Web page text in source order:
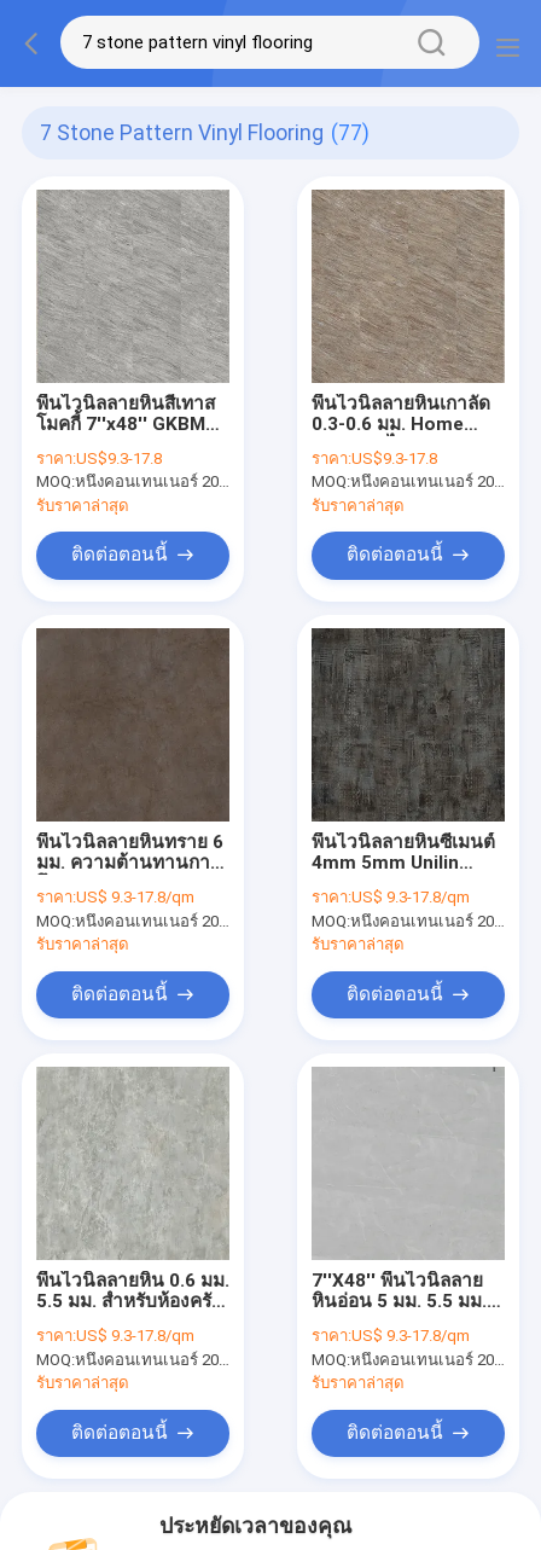
7 Stone Pattern Vinyl Flooring (77)
พื้นไวนิลลายหินสีเทาส
โมคกี้ 7''x48'' GKBM
ราคา:US$9.3-17.8
MOQ:หนึ่งคอนเทนเนอร์ 20FT หรือ 2500m2
รับราคาล่าสุด
ติดต่อตอนนี้
พื้นไวนิลลายหินเกาลัด
0.3-0.6 มม. Home
GKBM Greenpy MJ-
S6012
ราคา:US$9.3-17.8
MOQ:หนึ่งคอนเทนเนอร์ 20FT หรือ 2500m2
รับราคาล่าสุด
ติดต่อตอนนี้
พื้นไวนิลลายหินทราย 6
มม. ความต้านทานการ
S82284
ราคา:US$ 9.3-17.8/qm
MOQ:หนึ่งคอนเทนเนอร์ 20FT หรือ 2500 ตารางเมตร
รับราคาล่าสุด
ติดต่อตอนนี้
พื้นไวนิลลายหินซีเมนต์
4mm 5mm Unilin
S82285 Green
ราคา:US$ 9.3-17.8/qm
MOQ:หนึ่งคอนเทนเนอร์ 20FT หรือ 2500 ตารางเมตร
รับราคาล่าสุด
ติดต่อตอนนี้
พื้นไวนิลลายหิน 0.6 มม.
5.5 มม. สำหรับห้องครัว
S82274
ราคา:US$ 9.3-17.8/qm
MOQ:หนึ่งคอนเทนเนอร์ 20FT หรือ 2500 ตารางเมตร
รับราคาล่าสุด
ติดต่อตอนนี้
7''X48'' พื้นไวนิลลาย
หินอ่อน 5 มม. 5.5 มม.
ราคา:US$ 9.3-17.8/qm
MOQ:หนึ่งคอนเทนเนอร์ 20FT หรือ 2500 ตารางเมตร
รับราคาล่าสุด
ติดต่อตอนนี้
ประหยัดเวลาของคุณ